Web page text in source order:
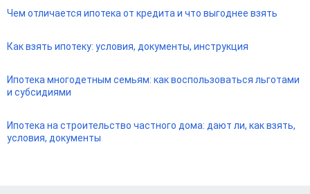
Чем отличается ипотека от кредита и что выгоднее взять
Как взять ипотеку: условия, документы, инструкция
Ипотека многодетным семьям: как воспользоваться льготами
и субсидиями
Ипотека на строительство частного дома: дают ли, как взять,
условия, документы